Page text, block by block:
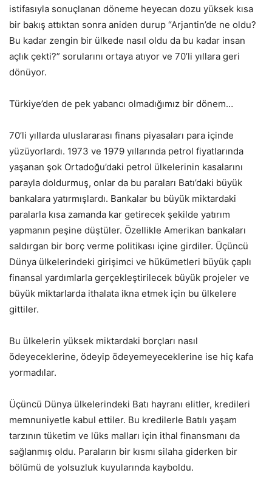
istifasıyla sonuçlanan döneme heyecan dozu yüksek kısa
bir bakış attıktan sonra aniden durup “Arjantin’de ne oldu?
Bu kadar zengin bir ülkede nasıl oldu da bu kadar insan
açlık çekti?” sorularını ortaya atıyor ve 70’li yıllara geri
dönüyor.
Türkiye’den de pek yabancı olmadığımız bir dönem…
70’li yıllarda uluslararası finans piyasaları para içinde
yüzüyorlardı. 1973 ve 1979 yıllarında petrol fiyatlarında
yaşanan şok Ortadoğu’daki petrol ülkelerinin kasalarını
parayla doldurmuş, onlar da bu paraları Batı’daki büyük
bankalara yatırmışlardı. Bankalar bu büyük miktardaki
paralarla kısa zamanda kar getirecek şekilde yatırım
yapmanın peşine düştüler. Özellikle Amerikan bankaları
saldırgan bir borç verme politikası içine girdiler. Üçüncü
Dünya ülkelerindeki girişimci ve hükümetleri büyük çaplı
finansal yardımlarla gerçekleştirilecek büyük projeler ve
büyük miktarlarda ithalata ikna etmek için bu ülkelere
gittiler.
Bu ülkelerin yüksek miktardaki borçları nasıl
ödeyeceklerine, ödeyip ödeyemeyeceklerine ise hiç kafa
yormadılar.
Üçüncü Dünya ülkelerindeki Batı hayranı elitler, kredileri
memnuniyetle kabul ettiler. Bu kredilerle Batılı yaşam
tarzının tüketim ve lüks malları için ithal finansmanı da
sağlanmış oldu. Paraların bir kısmı silaha giderken bir
bölümü de yolsuzluk kuyularında kayboldu.